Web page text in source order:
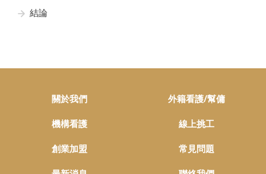
結論
關於我們 外籍看護/幫傭
機構看護 線上挑工
創業加盟 常見問題